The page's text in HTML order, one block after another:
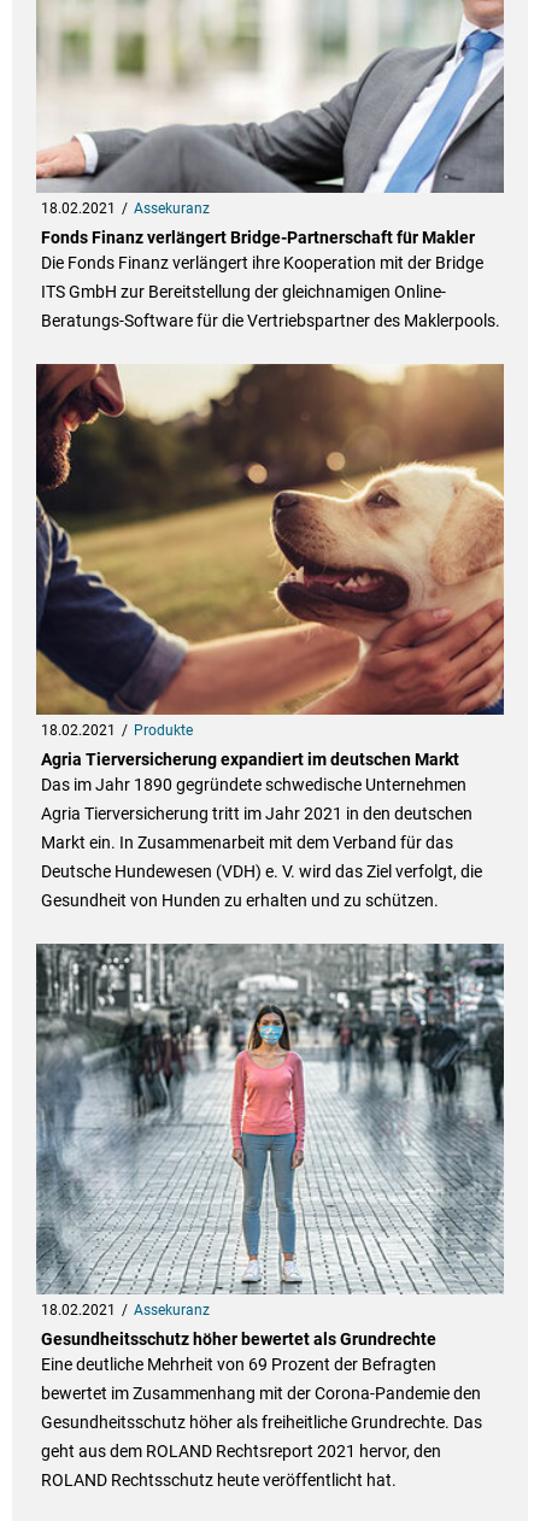
18.02.2021 Assekuranz
Fonds Finanz verlängert Bridge-Partnerschaft für Makler
Die Fonds Finanz verlängert ihre Kooperation mit der Bridge
ITS GmbH zur Bereitstellung der gleichnamigen Online-
Beratungs-Software für die Vertriebspartner des Maklerpools.
18.02.2021 Produkte
Agria Tierversicherung expandiert im deutschen Markt
Das im Jahr 1890 gegründete schwedische Unternehmen
Agria Tierversicherung tritt im Jahr 2021 in den deutschen
Markt ein. In Zusammenarbeit mit dem Verband für das
Deutsche Hundewesen (VDH) e. V. wird das Ziel verfolgt, die
Gesundheit von Hunden zu erhalten und zu schützen.
18.02.2021 Assekuranz
Gesundheitsschutz höher bewertet als Grundrechte
Eine deutliche Mehrheit von 69 Prozent der Befragten
bewertet im Zusammenhang mit der Corona-Pandemie den
Gesundheitsschutz höher als freiheitliche Grundrechte. Das
geht aus dem ROLAND Rechtsreport 2021 hervor, den
ROLAND Rechtsschutz heute veröffentlicht hat.